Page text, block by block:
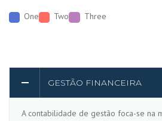
One Two Three
GESTÃO FINANCEIRA
A contabilidade de gestão foca-se na